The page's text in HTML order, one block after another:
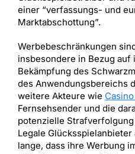
einer “verfassungs- und
Marktabschottung”.
Werbebeschränkungen
insbesondere in Bezug
Bekämpfung des
des Anwendungsbereichs
weitere Akteure wie
Fernsehsender und die
potenzielle
Legale
lange, dass ihre Werbung